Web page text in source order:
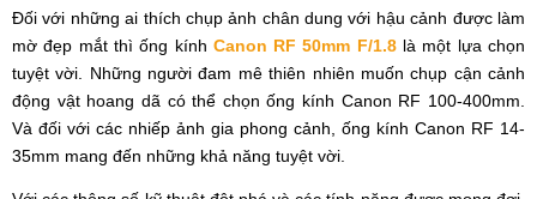
Đối với những ai thích chụp ảnh chân dung với hậu cảnh được làm
mờ đẹp mắt thì ống kính Canon RF 50mm F/1.8 là một lựa chọn
tuyệt vời. Những người đam mê thiên nhiên muốn chụp cận cảnh
động vật hoang dã có thể chọn ống kính Canon RF 100-400mm.
Và đối với các nhiếp ảnh gia phong cảnh, ống kính Canon RF 14-
35mm mang đến những khả năng tuyệt vời.